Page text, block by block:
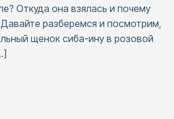
Помощь
Фьючерсыx50
Откуда она взялась и почему
разберемся и посмотрим,
щенок сиба-ину в розовой